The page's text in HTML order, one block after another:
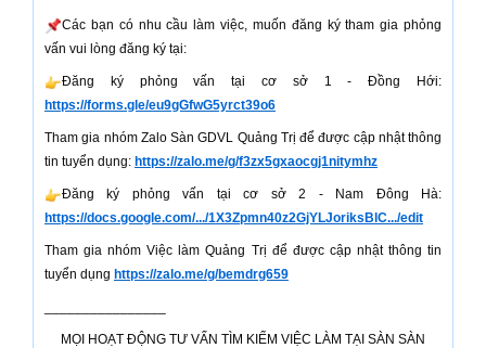
Các bạn có nhu cầu làm việc, muốn đăng ký tham gia phỏng
vấn vui lòng đăng ký tại:
Đăng ký phỏng vấn tại cơ sở 1 - Đồng Hới:
https://forms.gle/eu9gGfwG5yrct39o6
Tham gia nhóm Zalo Sàn GDVL Quảng Trị để được cập nhật thông
tin tuyển dụng: https://zalo.me/g/f3zx5gxaocgj1nitymhz
Đăng ký phỏng vấn tại cơ sở 2 - Nam Đông Hà:
https://docs.google.com/.../1X3Zpmn40z2GjYLJoriksBlC.../edit
Tham gia nhóm Việc làm Quảng Trị để được cập nhật thông tin
tuyển dụng https://zalo.me/g/bemdrg659
MỌI HOẠT ĐỘNG TƯ VẤN TÌM KIẾM VIỆC LÀM TẠI SÀN SÀN